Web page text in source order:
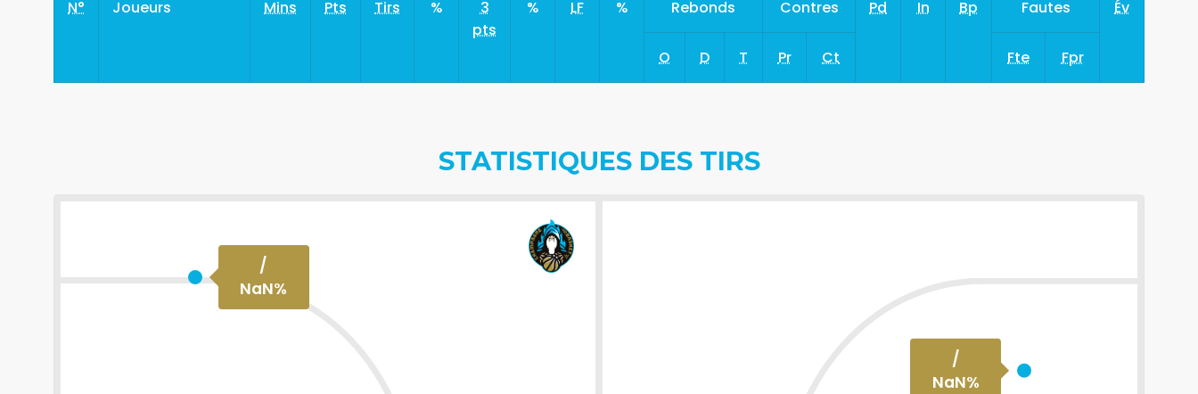
N° Joueurs Mins Pts Tirs %
3
pts
% LF % Rebonds Contres Pd In Bp Fautes Év
O D T Pr Ct Fte Fpr
STATISTIQUES DES TIRS
/
NaN%
/
NaN%